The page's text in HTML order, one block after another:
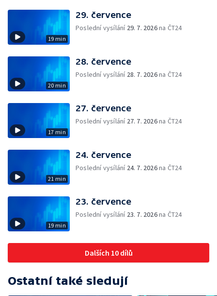
19 min
29. července
Poslední vysílání 29. 7. 2026na ČT24
20 min
28. července
Poslední vysílání 28. 7. 2026na ČT24
17 min
27. července
Poslední vysílání 27. 7. 2026na ČT24
21 min
24. července
Poslední vysílání 24. 7. 2026na ČT24
19 min
23. července
Poslední vysílání 23. 7. 2026na ČT24
Dalších 10 dílů
Ostatní také sledují